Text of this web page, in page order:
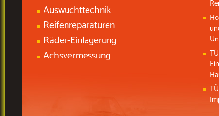
Auswuchttechnik
Reifenreparaturen
Räder-Einlagerung
Achsvermessung